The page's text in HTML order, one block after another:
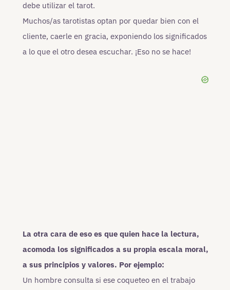
debe utilizar el tarot.
Muchos/as tarotistas optan por quedar bien con el
cliente, caerle en gracia, exponiendo los significados
a lo que el otro desea escuchar. ¡Eso no se hace!
La otra cara de eso es que quien hace la lectura,
acomoda los significados a su propia escala moral,
a sus principios y valores. Por ejemplo:
Un hombre consulta si ese coqueteo en el trabajo